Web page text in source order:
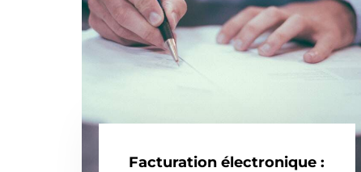
Facturation électronique :